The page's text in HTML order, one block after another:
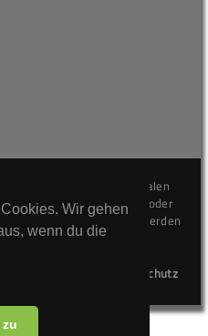
Wir gehen
wenn du die
dem internationalen
nicht kopiert, verändert oder
Gegen Verstöße werden
Datenschutz